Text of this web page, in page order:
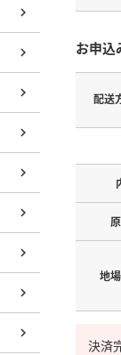
お申込
配送
地
決済